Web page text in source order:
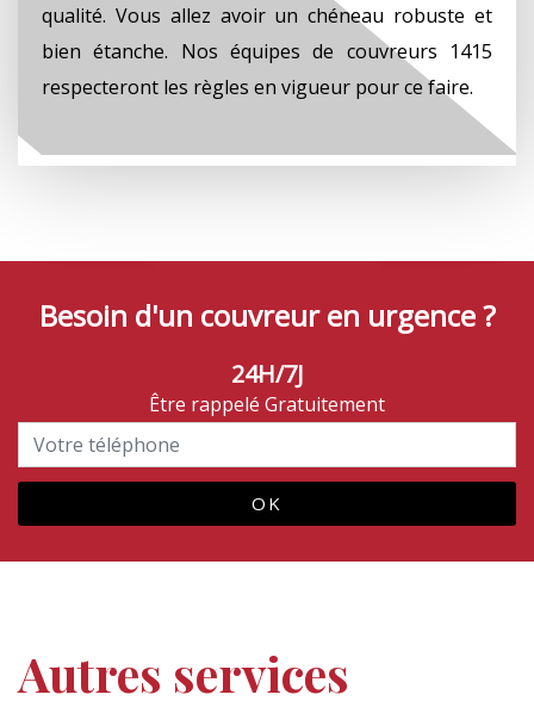
qualité. Vous allez avoir un chéneau robuste et
bien étanche. Nos équipes de couvreurs 1415
respecteront les règles en vigueur pour ce faire.
Besoin d'un couvreur en urgence ?
24H/7J
Être rappelé Gratuitement
Autres services